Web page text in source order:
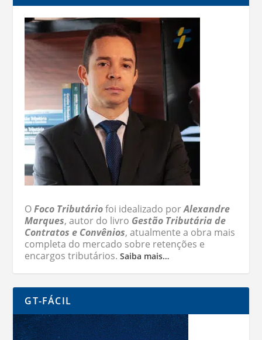
OFoco Tributáriofoi idealizado porAlexandre
Marques, autor do livro Gestão Tributária de
Contratos e Convênios, atualmente a obra mais
completa do mercado sobre retenções e
encargos tributários.Saiba mais…
GT-FÁCIL